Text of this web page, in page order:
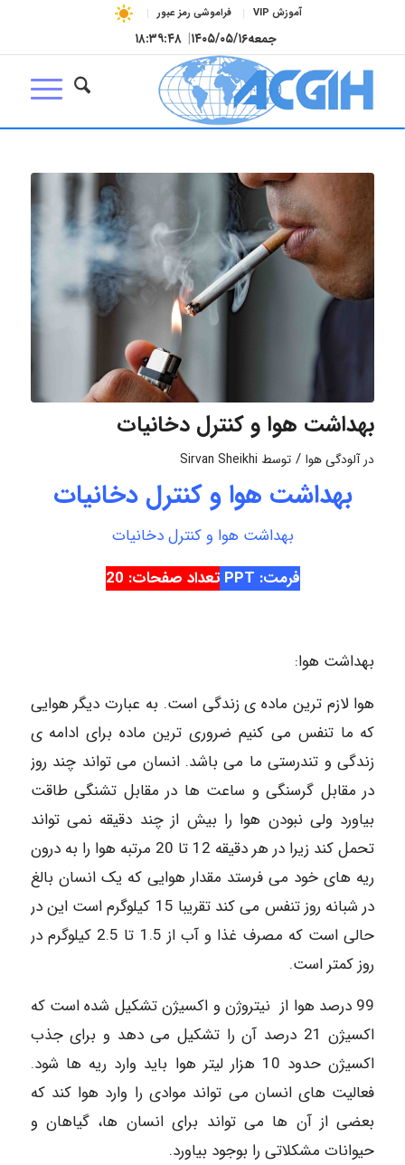
آموزش VIP فراموشی رمز عبور
جمعه۱۴۰۵/۰۵/۱۶| ۱۸:۳۹:۴۹
بهداشت هوا و کنترل دخانیات
درآلودگی هوا / توسط Sirvan Sheikhi
بهداشت هوا و کنترل دخانیات
بهداشت هوا و کنترل دخانیات
فرمت: PPT
تعداد صفحات: 20
بهداشت هوا:
هوا لازم ترین ماده ی زندگی است. به عبارت دیگر هوایی
که ما تنفس می کنیم ضروری ترین ماده برای ادامه ی
زندگی و تندرستی ما می باشد. انسان می تواند چند روز
در مقابل گرسنگی و ساعت ها در مقابل تشنگی طاقت
بیاورد ولی نبودن هوا را بیش از چند دقیقه نمی تواند
تحمل کند زیرا در هر دقیقه 12 تا 20 مرتبه هوا را به درون
ریه های خود می فرستد مقدار هوایی که یک انسان بالغ
در شبانه روز تنفس می کند تقریبا 15 کیلوگرم است این در
حالی است که مصرف غذا و آب از 1.5 تا 2.5 کیلوگرم در
روز کمتر است.
99 درصد هوا از نیتروژن و اکسیژن تشکیل شده است که
اکسیژن 21 درصد آن را تشکیل می دهد و برای جذب
اکسیژن حدود 10 هزار لیتر هوا باید وارد ریه ها شود.
فعالیت های انسان می تواند موادی را وارد هوا کند که
بعضی از آن ها می تواند برای انسان ها، گیاهان و
حیوانات مشکلاتی را بوجود بیاورد.